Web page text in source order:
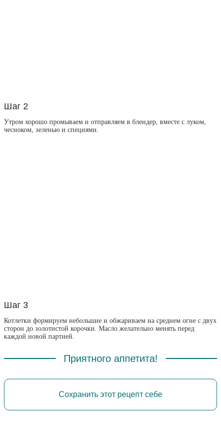
Шаг 2
Утром хорошо промываем и отправляем в блендер, вместе с луком,
чесноком, зеленью и специями.
Шаг 3
Котлетки формируем небольшие и обжариваем на среднем огне с двух
сторон до золотистой корочки. Масло желательно менять перед
каждой новой партией.
Приятного аппетита!
Сохранить этот рецепт себе